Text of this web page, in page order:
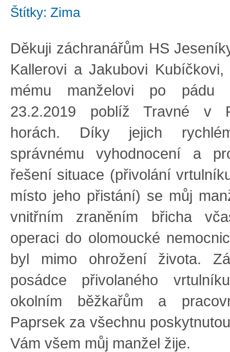
Štítky: Zima
Děkuji záchranářům HS
Kallerovi a Jakubovi
mému manželovi po pádu
23.2.2019 poblíž Travné v
horách. Díky jejich
správnému vyhodnocení a
řešení situace (přivolání
místo jeho přistání) se můj
vnitřním zraněním břicha
operaci do olomoucké
byl mimo ohrožení života.
posádce přivolaného
okolním běžkařům a
Paprsek za všechnu
Vám všem můj manžel žije.